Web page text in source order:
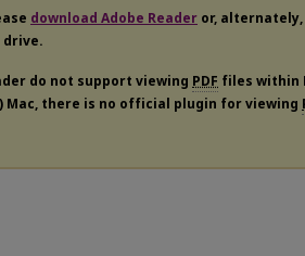
download Adobe Reader or, alternately,
do not support viewing PDF files within
Mac, there is no official plugin for viewing